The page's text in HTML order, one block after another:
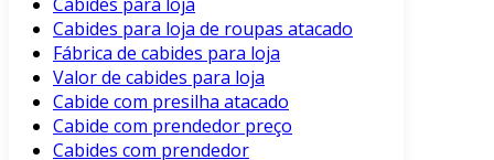
Cabides para loja de roupas atacado
Fábrica de cabides para loja
Valor de cabides para loja
Cabide com presilha atacado
Cabide com prendedor preço
Cabides com prendedor